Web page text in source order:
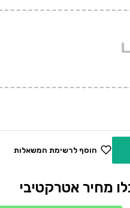
הוסף לרשימת המשאלות